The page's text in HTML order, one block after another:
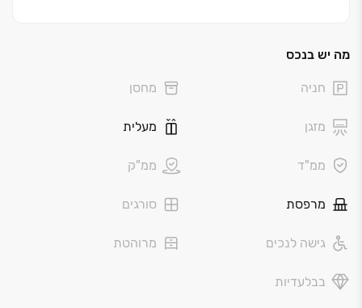
מרווחות, דירות גן, ופנטהאוזים ייחודיים הכוללים בריכות
ממפרט טכני עשיר במיוחד, מערכות חכמות, מטבחי איכות
חווית מגורים בוטיקית עם טרקלין דיירים, חדר כושר ועוד.
דיירי JADE ייהנו ממיקום אסטרטגי מושלם בלב שכונת עיר
ירוקים, מוסדות חינוך מעולים ומרכזי מסחר. במקביל,
‏4 ו‏-3 ושתי תחנות רכבת סמוכות, בהן תחנה עתידית בלב
מה יש בנכס
חניה מחסן
מזגן מעלית
ממ"ד ממ"ק
מרפסת סורגים
גישה לנכים מרוהטת
בבלעדיות